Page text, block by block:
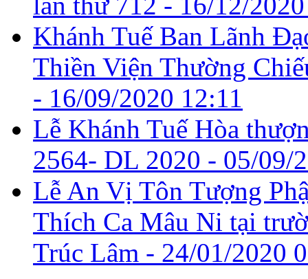
Khánh Tuế Ban Lãnh
Thiền Viện Thường
- 16/09/2020 12:11
Lễ Khánh Tuế Hòa
2564- DL 2020 - 05/09/
Lễ An Vị Tôn Tượng
Thích Ca Mâu Ni tại
Trúc Lâm - 24/01/2020